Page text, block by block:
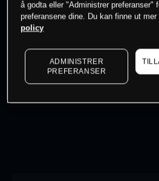
Søk om
Kursene er veiledende.Log in
å godta eller "Administrer preferanser"
preferansene dine. Du kan finne ut
policy
ADMINISTRER
PREFERANSER